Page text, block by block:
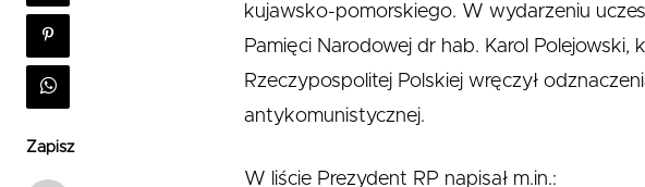
Zapisz
kujawsko-pomorskiego. W wydarzeniu
Pamięci Narodowej dr hab. Karol Polejowski,
Rzeczypospolitej Polskiej wręczył
antykomunistycznej.
W liście Prezydent RP napisał m.in.: